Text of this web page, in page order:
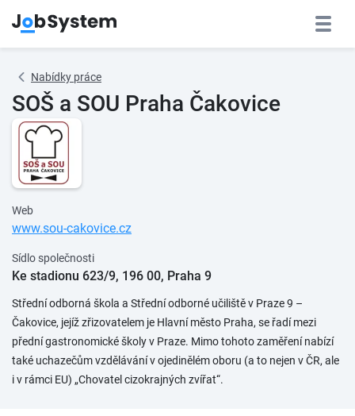
Nabídky práce
SOŠ a SOU Praha Čakovice
Web
www.sou-cakovice.cz
Sídlo společnosti
Ke stadionu 623/9, 196 00, Praha 9
Střední odborná škola a Střední odborné učiliště v Praze 9 –
Čakovice, jejíž zřizovatelem je Hlavní město Praha, se řadí mezi
přední gastronomické školy v Praze. Mimo tohoto zaměření nabízí
také uchazečům vzdělávání v ojedinělém oboru (a to nejen v ČR, ale
i v rámci EU) „Chovatel cizokrajných zvířat“.